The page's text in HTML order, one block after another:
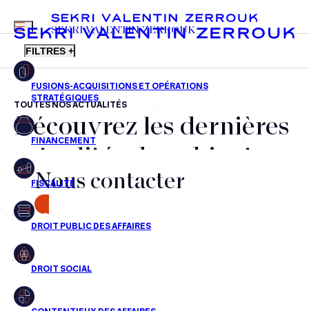
FR EN
MENU
SEKRI VALENTIN ZERROUK
FILTRES +
Fusions-acquisitions et opérations stratégiques
Financement
Fiscalité
Droit public des affaires
Droit social
Droit immobilier
TOUTES NOS ACTUALITÉS
Découvrez les dernières
actualités du cabinet,
nos récompenses et nos
transactions, jour après
jour
Aucun résultats pour cette recherche
Nous contacter